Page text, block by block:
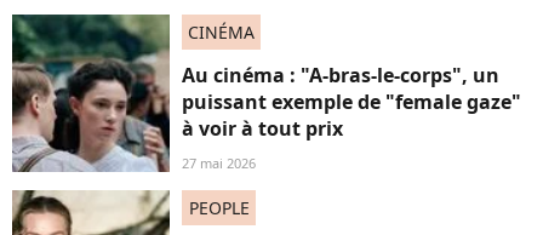
CINÉMA
Au cinéma : "A-bras-le-corps", un
puissant exemple de "female gaze"
à voir à tout prix
27 mai 2026
PEOPLE